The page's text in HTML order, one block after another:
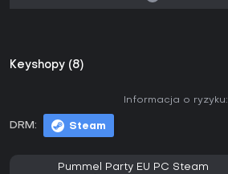
Keyshopy (8)
DRM: Steam
Informacja o ryzyku:
Pummel Party EU PC Steam